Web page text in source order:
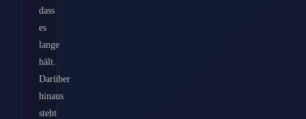
dass
es
lange
hält.
Darüber
hinaus
steht